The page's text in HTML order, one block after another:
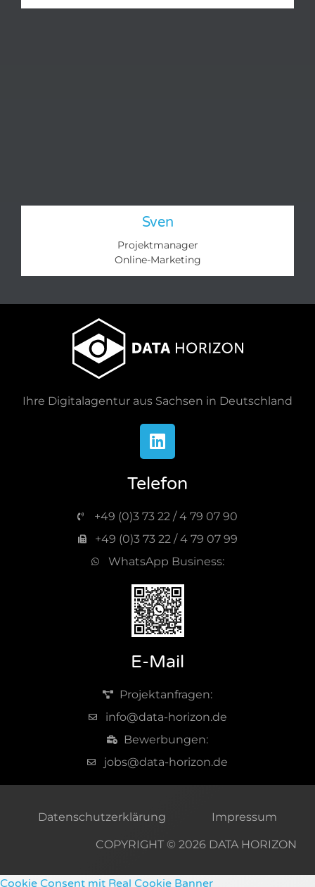
Sven
Projektmanager
Online-Marketing​
Ihre Digitalagentur aus Sachsen in Deutschland
Telefon
+49 (0)3 73 22 / 4 79 07 90
+49 (0)3 73 22 / 4 79 07 99
WhatsApp Business:
E-Mail
Projektanfragen:
info@data-horizon.de
Bewerbungen:
jobs@data-horizon.de
COPYRIGHT © 2026 DATA HORIZON
Datenschutzerklärung Impressum
Cookie Consent mit Real Cookie Banner